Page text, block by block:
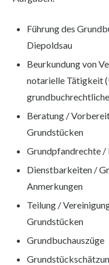
Führung des
Diepoldsau
Beurkundung von
notarielle Tätigkeit
Beratung /
Grundstücken
Grundpfandrechte
Dienstbarkeiten /
Anmerkungen
Teilung /
Grundstücken
Grundbuchauszüge